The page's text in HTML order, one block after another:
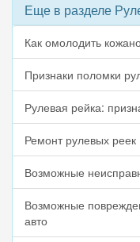
Еще в разделе
Как омолодить
Признаки поломки
Рулевая рейка:
Ремонт рулевых реек
Возможные
Возможные
авто